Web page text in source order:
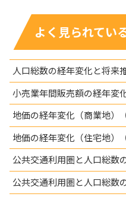
よく見られてい
人口総数の経年変化と将来
小売業年間販売額の経年変
地価の経年変化（商業地）
地価の経年変化（住宅地）
公共交通利用圏と人口総数
公共交通利用圏と人口総数